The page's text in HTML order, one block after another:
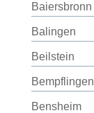
Baiersbronn
Balingen
Beilstein
Bempflingen
Bensheim